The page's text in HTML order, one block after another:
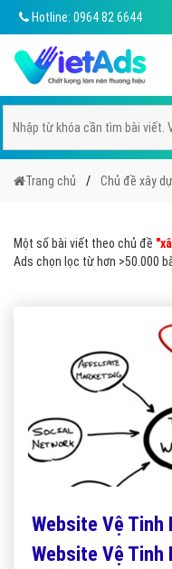
Hotline: 0964 82 6644
Trang chủ Chủ đề xây
Một số bài viết theo chủ đề
Ads chọn lọc từ hơn >50.000
Website Vệ Tinh
Website Vệ Tinh